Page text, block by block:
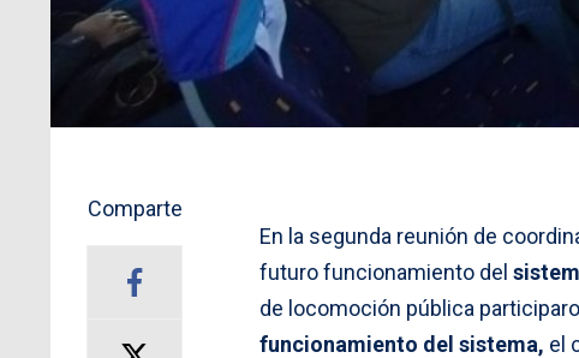
Comparte
En la segunda reunión de
futuro funcionamiento del
de locomoción pública
funcionamiento del sistema, el